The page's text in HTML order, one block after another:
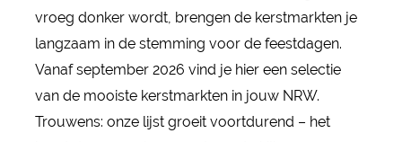
vroeg donker wordt, brengen de kerstmarkten je
langzaam in de stemming voor de feestdagen.
Vanaf september 2026 vind je hier een selectie
van de mooiste kerstmarkten in jouw NRW.
Trouwens: onze lijst groeit voortdurend – het